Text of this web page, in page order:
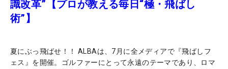
識改革”【プロが教える毎日“極・飛ばし
術”】
夏にぶっ飛ばせ！！ ALBAは、7月に全メディアで『飛ばしフ
ェス』を開催。ゴルファーにとって永遠のテーマであり、ロマ